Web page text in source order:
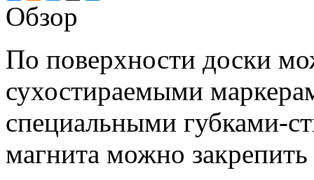
Обзор
По поверхности доски
сухостираемыми
специальными губками-
магнита можно